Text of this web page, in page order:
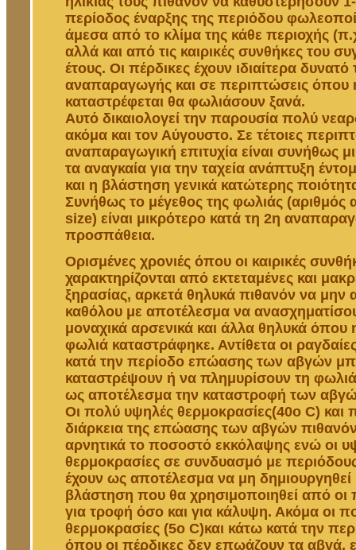
περίοδος έναρξης της περιόδου
άμεσα από το κλίμα της κάθε περιοχής
αλλά και από τις καιρικές συνθήκες του
έτους. Οι πέρδικες έχουν ιδιαίτερα δυνατό
αναπαραγωγής και σε περιπτώσεις όπου
καταστρέφεται θα φωλιάσουν ξανά.
Αυτό δικαιολογεί την παρουσία πολύ
ακόμα και τον Αύγουστο. Σε τέτοιες
αναπαραγωγική επιτυχία είναι συνήθως
τα αναγκαία για την ταχεία ανάπτυξη
και η βλάστηση γενικά κατώτερης
Συνήθως το μέγεθος της φωλιάς
size) είναι μικρότερο κατά τη 2η
προσπάθεια.
Ορισμένες χρονιές όπου οι καιρικές
χαρακτηρίζονται από εκτεταμένες και
ξηρασίας, αρκετά θηλυκά πιθανόν να μην
καθόλου με αποτέλεσμα να
μοναχικά αρσενικά και άλλα θηλυκά
φωλιά καταστράφηκε. Αντίθετα οι
κατά την περίοδο επώασης των αβγών
καταστρέψουν ή να πλημυρίσουν τη φωλιά
ως αποτέλεσμα την καταστροφή των
Οι πολύ υψηλές θερμοκρασίες(40ο C) και
διάρκεια της επώασης των αβγών
αρνητικά το ποσοστό εκκόλαψης ενώ οι
θερμοκρασίες σε συνδυασμό με
έχουν ως αποτέλεσμα να μη
βλάστηση που θα χρησιμοποιηθεί από οι
για τροφή όσο και για κάλυψη. Ακόμα οι
θερμοκρασίες (5ο C)και κάτω κατά την
όπου οι πέρδικες δεν επωάζουν τα αβγά,